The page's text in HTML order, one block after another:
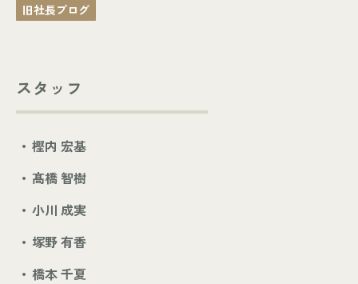
旧社長ブログ
スタッフ
樫内 宏基
髙橋 智樹
小川 成実
塚野 有香
橋本 千夏